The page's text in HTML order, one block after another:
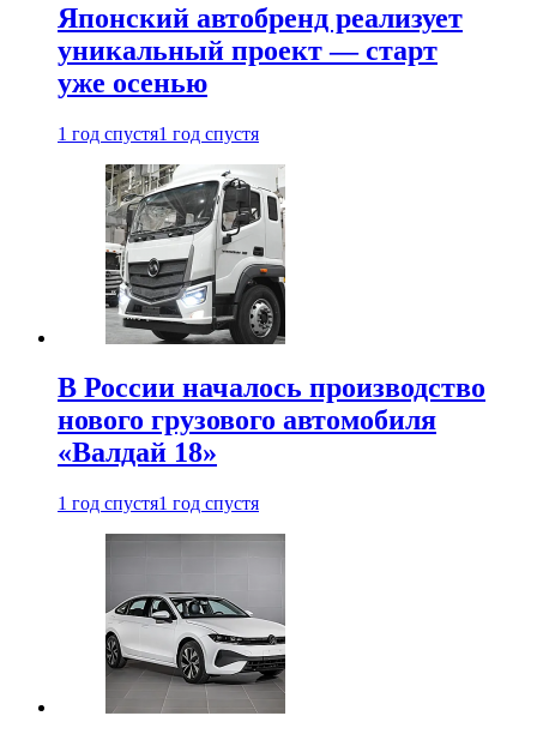
Японский автобренд реализует
уникальный проект — старт
уже осенью
1 год спустя1 год спустя
В России началось производство
нового грузового автомобиля
«Валдай 18»
1 год спустя1 год спустя